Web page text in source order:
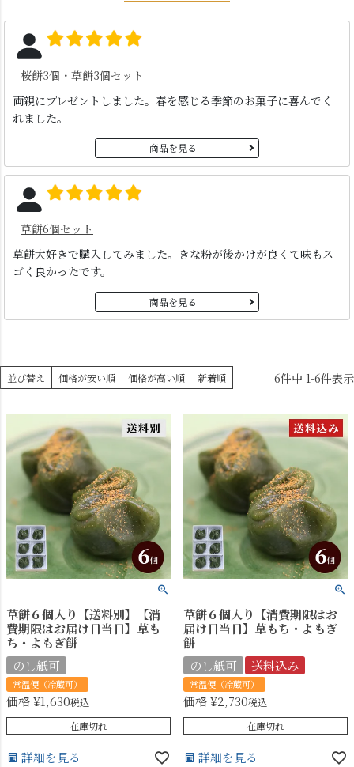
桜餅3個・草餅3個セット
両親にプレゼントしました。春を感じる季節のお菓子に喜んでく
れました。
商品を見る
草餅6個セット
草餅大好きで購入してみました。きな粉が後かけが良くて味もス
ゴく良かったです。
商品を見る
並び替え 価格が安い順 価格が高い順 新着順 6件中 1-6件表示
草餅６個入り【送料別】【消
費期限はお届け日当日】草も
ち・よもぎ餅
のし紙可
常温便（冷蔵可）
価格¥1,630税込
在庫切れ
詳細を見る
草餅６個入り【消費期限はお
届け日当日】草もち・よもぎ
餅
のし紙可
送料込み
常温便（冷蔵可）
価格¥2,730税込
在庫切れ
詳細を見る